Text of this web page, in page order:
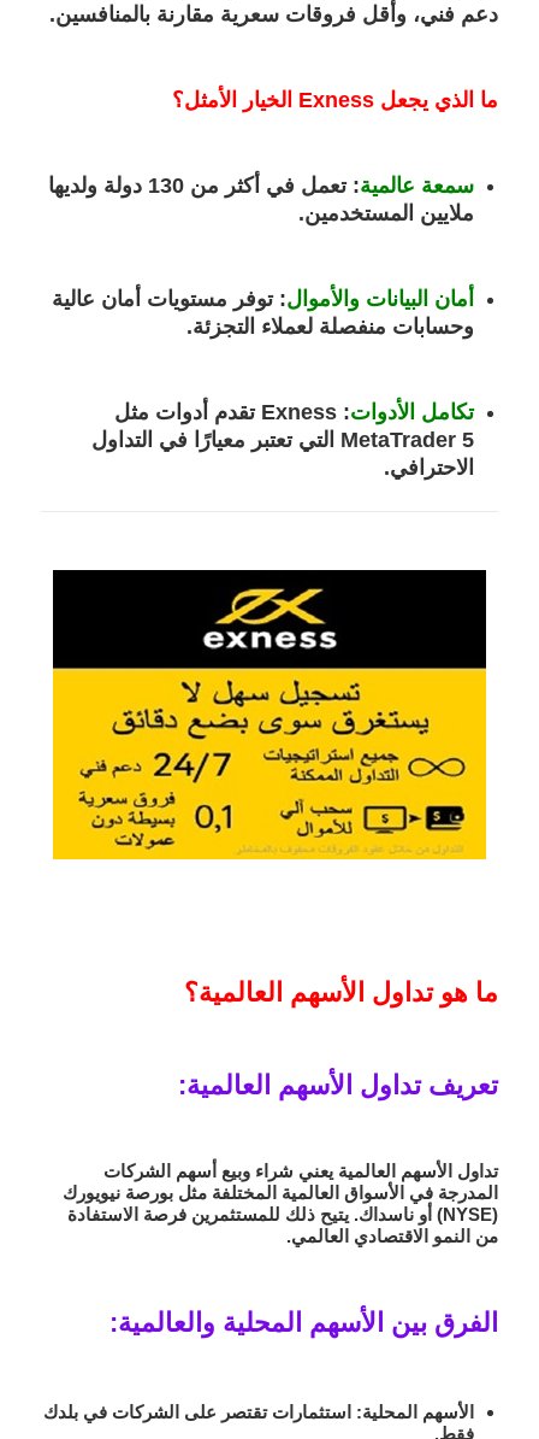
دعم فني، وأقل فروقات سعرية مقارنة بالمنافسين.
ما الذي يجعل Exness الخيار الأمثل؟
سمعة عالمية:
تعمل في أكثر من 130 دولة ولديها
ملايين المستخدمين.
أمان البيانات والأموال: توفر مستويات أمان عالية
وحسابات منفصلة لعملاء التجزئة.
تكامل الأدوات: Exness تقدم أدوات مثل
MetaTrader 5 التي تعتبر معيارًا في التداول
الاحترافي.
ما هو تداول الأسهم العالمية؟
تعريف تداول الأسهم العالمية:
تداول الأسهم العالمية يعني شراء وبيع أسهم الشركات
المدرجة في الأسواق العالمية المختلفة مثلبورصة نيويورك
(NYSE)
أوناسداك. يتيح ذلك للمستثمرين فرصة الاستفادة
من النمو الاقتصادي العالمي.
الفرق بين الأسهم المحلية والعالمية:
الأسهم المحلية: استثمارات تقتصر على الشركات في بلدك
فقط.